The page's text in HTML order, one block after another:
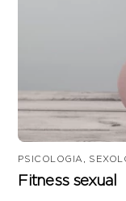
PSICOLOGIA,
Fitness sexual